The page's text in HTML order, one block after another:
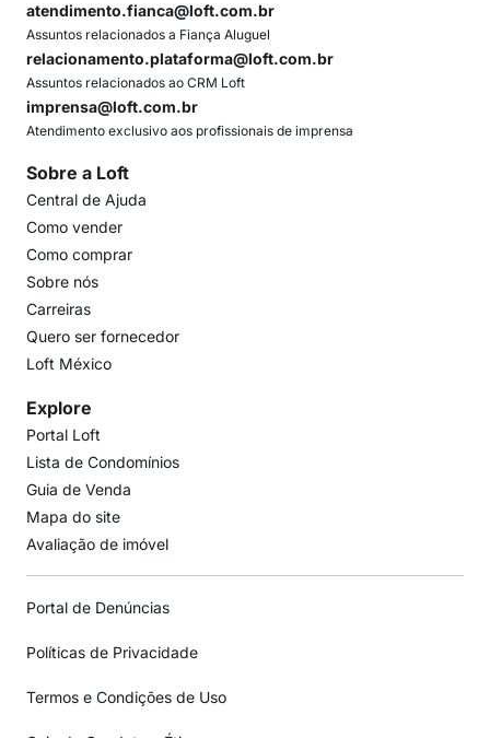
atendimento.fianca@loft.com.br
Assuntos relacionados a Fiança Aluguel
relacionamento.plataforma@loft.com.br
Assuntos relacionados ao CRM Loft
imprensa@loft.com.br
Atendimento exclusivo aos profissionais de imprensa
Sobre a Loft
Central de Ajuda
Como vender
Como comprar
Sobre nós
Carreiras
Quero ser fornecedor
Loft México
Explore
Portal Loft
Lista de Condomínios
Guia de Venda
Mapa do site
Avaliação de imóvel
Portal de Denúncias
Políticas de Privacidade
Termos e Condições de Uso